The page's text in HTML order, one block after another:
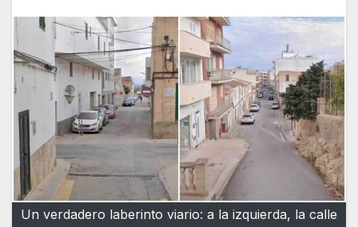
Un verdadero laberinto viario: a la izquierda, la calle